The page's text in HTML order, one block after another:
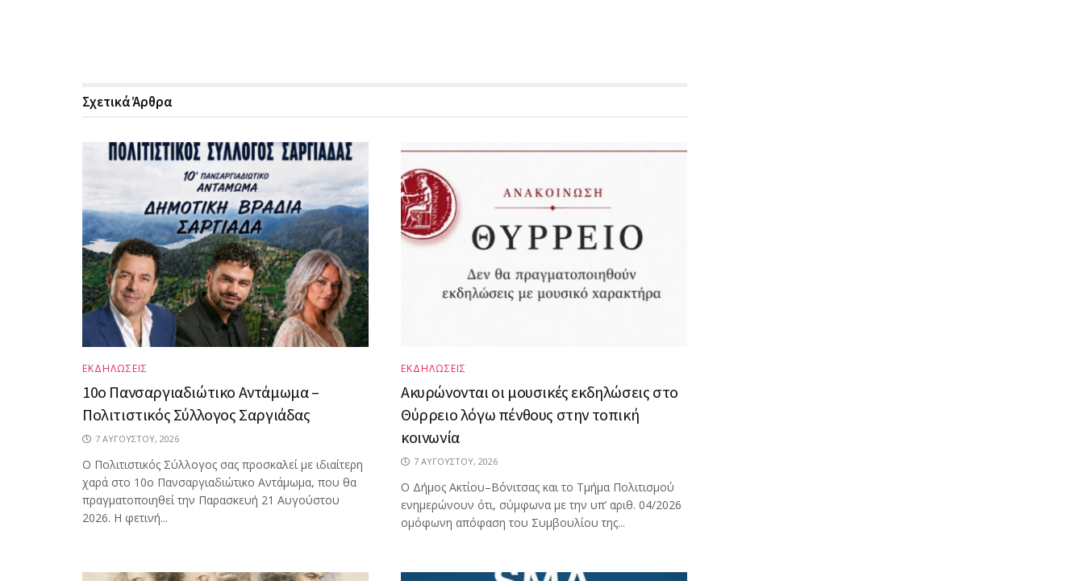
ΣχετικάΆρθρα
ΕΚΔΗΛΩΣΕΙΣ
10ο Πανσαργιαδιώτικο Αντάμωμα –
Πολιτιστικός Σύλλογος Σαργιάδας
7 ΑΥΓΟΎΣΤΟΥ, 2026
Ο Πολιτιστικός Σύλλογος σας προσκαλεί με ιδιαίτερη
χαρά στο 10ο Πανσαργιαδιώτικο Αντάμωμα, που θα
πραγματοποιηθεί την Παρασκευή 21 Αυγούστου
2026. Η φετινή...
ΕΚΔΗΛΩΣΕΙΣ
Ακυρώνονται οι μουσικές εκδηλώσεις στο
Θύρρειο λόγω πένθους στην τοπική
κοινωνία
7 ΑΥΓΟΎΣΤΟΥ, 2026
Ο Δήμος Ακτίου–Βόνιτσας και το Τμήμα Πολιτισμού
ενημερώνουν ότι, σύμφωνα με την υπ’ αριθ. 04/2026
ομόφωνη απόφαση του Συμβουλίου της...